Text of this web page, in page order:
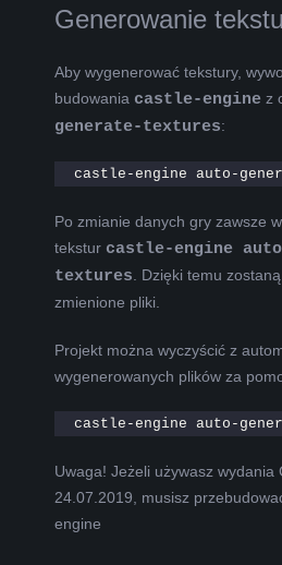
Generowanie
Aby wygenerować tekstury,
budowania castle-engine z
generate-textures:
castle-engine auto-
Po zmianie danych gry zawsze
tekstur castle-engine
textures . Dzięki temu
zmienione pliki.
Projekt można wyczyścić z
wygenerowanych plików za
castle-engine auto-
Uwaga! Jeżeli używasz wydania
24.07.2019, musisz
engine